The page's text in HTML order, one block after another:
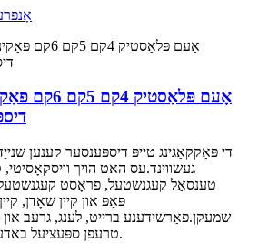
אָעם פּלאַסטיק 4קם
די פּאַקקאַגינג טייפּ דיספּענסער קענען
געשווינד.עס האט הויך
טענסאַל קעגנשטעל, פראָסט קעגנשטעל,
פּאַפּ און קיין שאָדן,
שמעקן.פאַרשידענע ברייט, לענג, גרעב און
טרעפן ספּעציעל באדערפענישן.